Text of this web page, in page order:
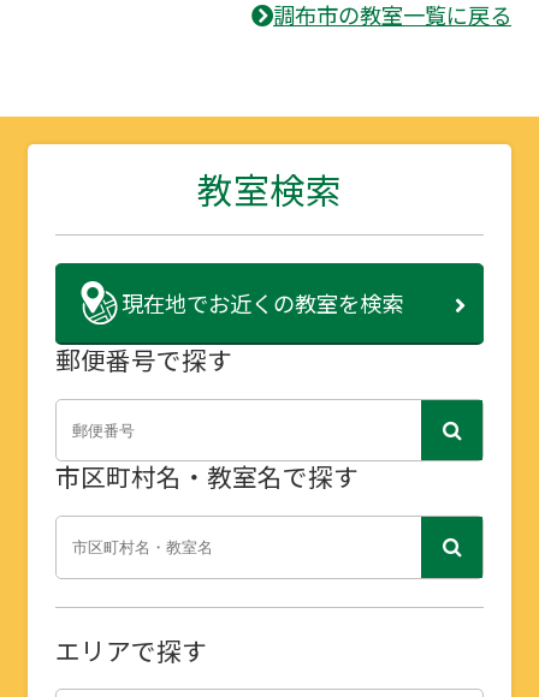
調布市の教室一覧に戻る
教室検索
現在地でお近くの教室を検索
郵便番号で探す
市区町村名・教室名で探す
エリアで探す